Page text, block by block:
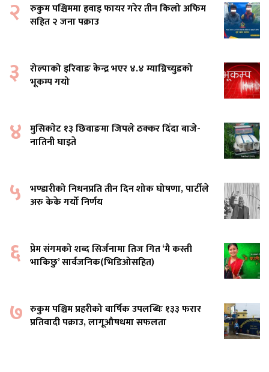
२
रुकुम पश्चिममा हवाइ फायर गरेर तीन किलो अफिम
सहित २ जना पक्राउ
३
रोल्पाको इरिवाङ केन्द्र भएर ४.४ म्याग्निच्युडको
भूकम्प गयो
४ मुसिकाेट १३ छिवाङमा जिपले ठक्कर दिँदा बाजे-
नातिनी घाइते
५ भण्डारीको निधनप्रति तीन दिन शोक घोषणा, पार्टीले
अरु केके गर्यो निर्णय
६ प्रेम संगमको शब्द सिर्जनामा तिज गित ‘मै कस्ती
भाकिछु’ सार्वजनिक(भिडिओसहित)
७ रुकुम पश्चिम प्रहरीको वार्षिक उपलब्धिः १३३ फरार
प्रतिवादी पक्राउ, लागूऔषधमा सफलता